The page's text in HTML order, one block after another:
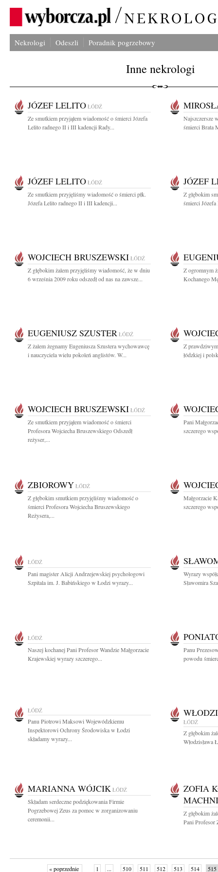
Nekrologi Odeszli Poradnik pogrzebowy
Inne nekrologi
JÓZEF LELITO ŁÓDŹ
Ze smutkiem przyjąłem wiadomość o śmierci Józefa
Lelito radnego II i III kadencji Rady...
Najszczersze
śmierci Brata
JÓZEF LELITO ŁÓDŹ
Ze smutkiem przyjęliśmy wiadomość o śmierci płk.
Józefa Lelito radnego II i III kadencji...
JÓZEF
Z głębokim
śmierci
WOJCIECH BRUSZEWSKI ŁÓDŹ
Z głębokim żalem przyjęliśmy wiadomość, że w dniu
6 września 2009 roku odszedł od nas na zawsze...
Z ogromnym
Kochanego
EUGENIUSZ SZUSTER ŁÓDŹ
Z żalem żegnamy Eugeniusza Szustera wychowawcę
i nauczyciela wielu pokoleń anglistów. W...
Z
łódzkiej i
WOJCIECH BRUSZEWSKI ŁÓDŹ
Ze smutkiem przyjąłem wiadomość o śmierci
Profesora Wojciecha Bruszewskiego Odszedł
reżyser,...
Pani
szczerego
ZBIOROWY ŁÓDŹ
Z głębokim smutkiem przyjęliśmy wiadomość o
śmierci Profesora Wojciecha Bruszewskiego
Reżysera,...
Małgorzacie
szczerego
ŁÓDŹ
Pani magister Alicji Andrzejewskiej psychologowi
Szpitala im. J. Babińskiego w Łodzi wyrazy...
Wyrazy
Sławomira
ŁÓDŹ
Naszej kochanej Pani Profesor Wandzie Małgorzacie
Krajewskiej wyrazy szczerego...
Panu
powodu
ŁÓDŹ
Panu Piotrowi Maksowi Wojewódzkiemu
Inspektorowi Ochrony Środowiska w Łodzi
składamy wyrazy...
ŁÓDŹ
Z głębokim
Włodzisława
MARIANNA WÓJCIK ŁÓDŹ
Składam serdeczne podziękowania Firmie
Pogrzebowej Zeus za pomoc w zorganizowaniu
ceremonii...
ZOFIA
Z głębokim
Pani
« poprzednie 1 ... 510 511 512 513 514 515